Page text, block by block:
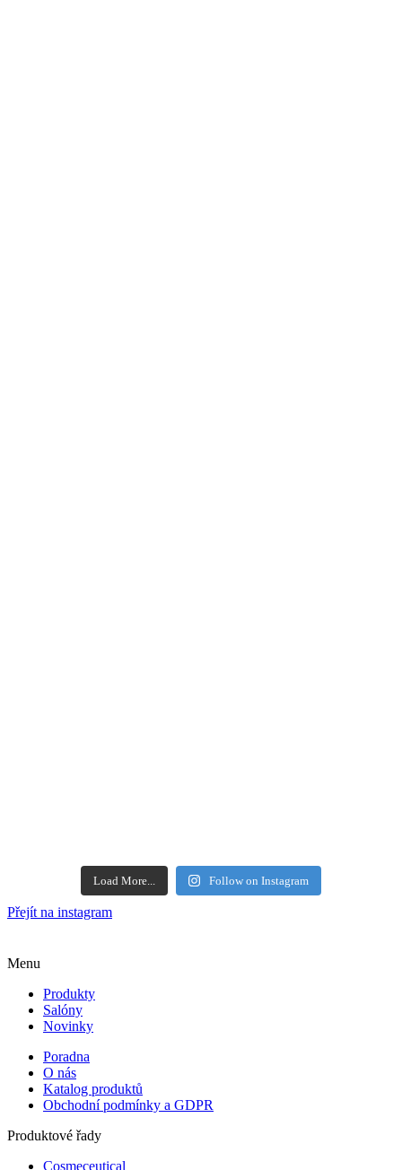
Load More... Follow on Instagram
Přejít na instagram
Menu
Produkty
Salóny
Novinky
Poradna
O nás
Katalog produktů
Obchodní podmínky a GDPR
Produktové řady
Cosmeceutical